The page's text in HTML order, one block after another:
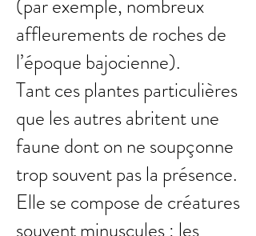
(par exemple, nombreux
affleurements de roches de
l’époque bajocienne).
Tant ces plantes particulières
que les autres abritent une
faune dont on ne soupçonne
trop souvent pas la présence.
Elle se compose de créatures